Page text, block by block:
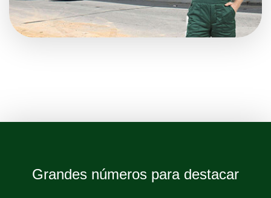
Grandes números para destacar